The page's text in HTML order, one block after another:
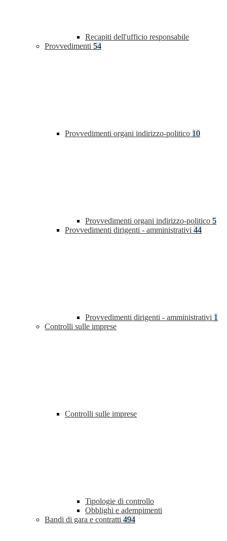
Recapiti dell'ufficio responsabile
Provvedimenti 54
Provvedimenti organi indirizzo-politico 10
Provvedimenti organi indirizzo-politico 5
Provvedimenti dirigenti - amministrativi 44
Provvedimenti dirigenti - amministrativi 1
Controlli sulle imprese
Controlli sulle imprese
Tipologie di controllo
Obblighi e adempimenti
Bandi di gara e contratti 494